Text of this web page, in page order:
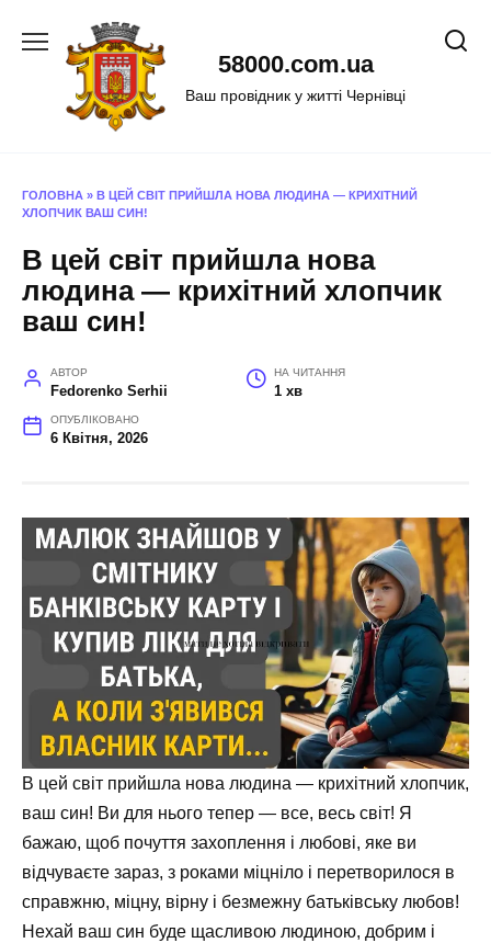
58000.com.ua
Ваш провідник у житті Чернівці
ГОЛОВНА » В ЦЕЙ СВІТ ПРИЙШЛА НОВА ЛЮДИНА — КРИХІТНИЙ
ХЛОПЧИК ВАШ СИН!
В цей світ прийшла нова
людина — крихітний хлопчик
ваш син!
АВТОР
Fedorenko Serhii
НА ЧИТАННЯ
1 хв
ОПУБЛІКОВАНО
6 Квітня, 2026
В цей світ прийшла нова людина — крихітний хлопчик,
ваш син! Ви для нього тепер — все, весь світ! Я
бажаю, щоб почуття захоплення і любові, яке ви
відчуваєте зараз, з роками міцніло і перетворилося в
справжню, міцну, вірну і безмежну батьківську любов!
Нехай ваш син буде щасливою людиною, добрим і